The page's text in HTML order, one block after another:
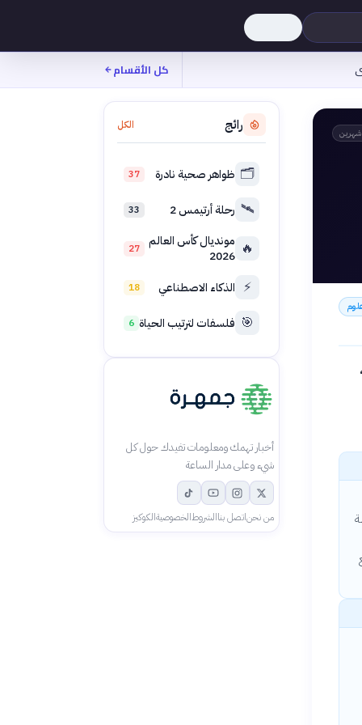
كل الأقسام
رائج الكل
🗂️ ظواهر صحية نادرة 37
🛰️ رحلة أرتيمس 2 33
🔥 مونديال كأس العالم
2026
27
⚡ الذكاء الاصطناعي 18
🎯 فلسفات لترتيب الحياة 6
أخبار تهمك ومعلومات تفيدك حول كل
شيء وعلى مدار الساعة
من نحناتصل بناالشروطالخصوصيةالكوكيز